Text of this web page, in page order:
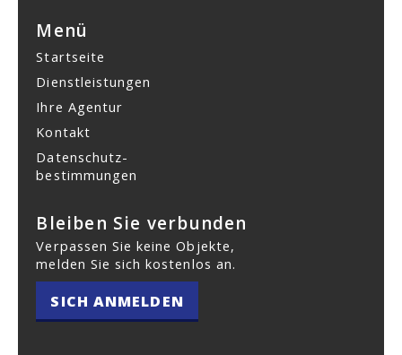
Menü
Startseite
Dienstleistungen
Ihre Agentur
Kontakt
Datenschutz­
bestimmungen
Bleiben Sie verbunden
Verpassen Sie keine Objekte,
melden Sie sich kostenlos an.
SICH ANMELDEN